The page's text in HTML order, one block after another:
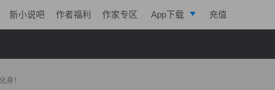
新小说吧 作者福利 作家专区 App下载 充值
身！